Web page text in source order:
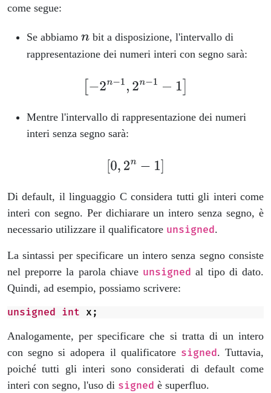
come segue:
Se abbiamo
bit a disposizione, l'intervallo di
rappresentazione dei numeri interi con segno sarà:
Mentre l'intervallo di rappresentazione dei numeri
interi senza segno sarà:
Di default, il linguaggio C considera tutti gli interi come
interi con segno. Per dichiarare un intero senza segno, è
necessario utilizzare il qualificatore unsigned.
La sintassi per specificare un intero senza segno consiste
nel preporre la parola chiave unsigned al tipo di dato.
Quindi, ad esempio, possiamo scrivere:
unsigned int x ;
Analogamente, per specificare che si tratta di un intero
con segno si adopera il qualificatore signed. Tuttavia,
poiché tutti gli interi sono considerati di default come
interi con segno, l'uso di signed è superfluo.